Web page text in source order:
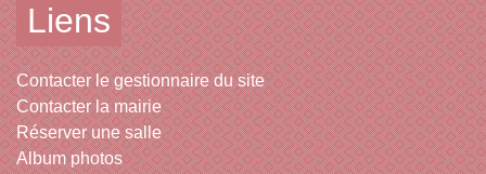
Liens
Contacter le gestionnaire du site
Contacter la mairie
Réserver une salle
Album photos